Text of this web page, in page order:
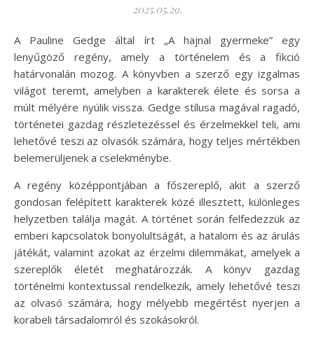
2025.05.29.
A Pauline Gedge által írt „A hajnal gyermeke” egy
lenyűgöző regény, amely a történelem és a fikció
határvonalán mozog. A könyvben a szerző egy izgalmas
világot teremt, amelyben a karakterek élete és sorsa a
múlt mélyére nyúlik vissza. Gedge stílusa magával ragadó,
történetei gazdag részletezéssel és érzelmekkel teli, ami
lehetővé teszi az olvasók számára, hogy teljes mértékben
belemerüljenek a cselekménybe.
A regény középpontjában a főszereplő, akit a szerző
gondosan felépített karakterek közé illesztett, különleges
helyzetben találja magát. A történet során felfedezzük az
emberi kapcsolatok bonyolultságát, a hatalom és az árulás
játékát, valamint azokat az érzelmi dilemmákat, amelyek a
szereplők életét meghatározzák. A könyv gazdag
történelmi kontextussal rendelkezik, amely lehetővé teszi
az olvasó számára, hogy mélyebb megértést nyerjen a
korabeli társadalomról és szokásokról.